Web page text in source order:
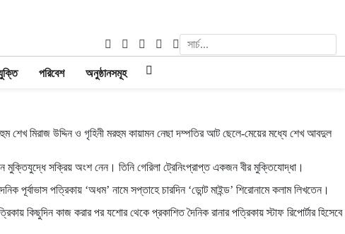
পরিবেশ অনুষ্ঠানসমূহ
শেখ মিরাজ উদ্দিন ও গৃহিনী মরহুম কায়ামন নেছা দম্পতির আট ছেলে-মেয়ের মধ্যে শেখ আবদুল
মুক্তিযুদ্ধে সক্রিয় অংশ নেন। তিনি গেরিলা ট্রেনিংপ্রাপ্ত একজন বীর মুক্তিযোদ্ধা।
পূর্বাভাস পত্রিকায় ‘অধম’ নামে সপ্তাহে চারদিন ‘ডোন্ট মাইন্ড’ শিরোনামে কলাম লিখতেন।
কিছুদিন কাজ করার পর যশোর থেকে প্রকাশিত দৈনিক রানার পত্রিকায় স্টাফ রিপোর্টার হিসেবে